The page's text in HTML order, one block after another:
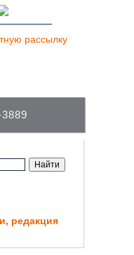
рассылку
редакция